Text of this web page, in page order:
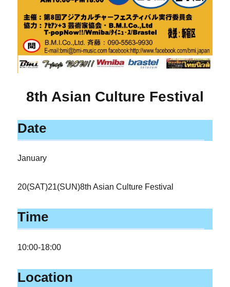
8th Asian Culture Festival
Date
January
20(SAT)21(SUN)8th Asian Culture Festival
Time
10:00-18:00
Location